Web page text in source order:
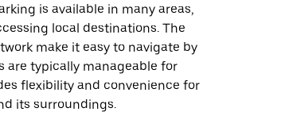
is available in many areas,
local destinations. The
make it easy to navigate by
are typically manageable for
flexibility and convenience for
its surroundings.